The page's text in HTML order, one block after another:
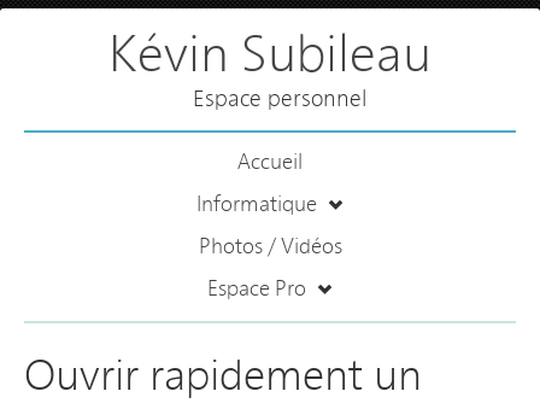
Kévin Subileau
Espace personnel
Accueil
Informatique
Photos / Vidéos
Espace Pro
Ouvrir rapidement un